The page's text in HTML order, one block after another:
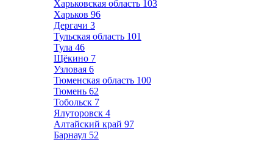
Харьковская область 103
Харьков 96
Дергачи 3
Тульская область 101
Тула 46
Щёкино 7
Узловая 6
Тюменская область 100
Тюмень 62
Тобольск 7
Ялуторовск 4
Алтайский край 97
Барнаул 52